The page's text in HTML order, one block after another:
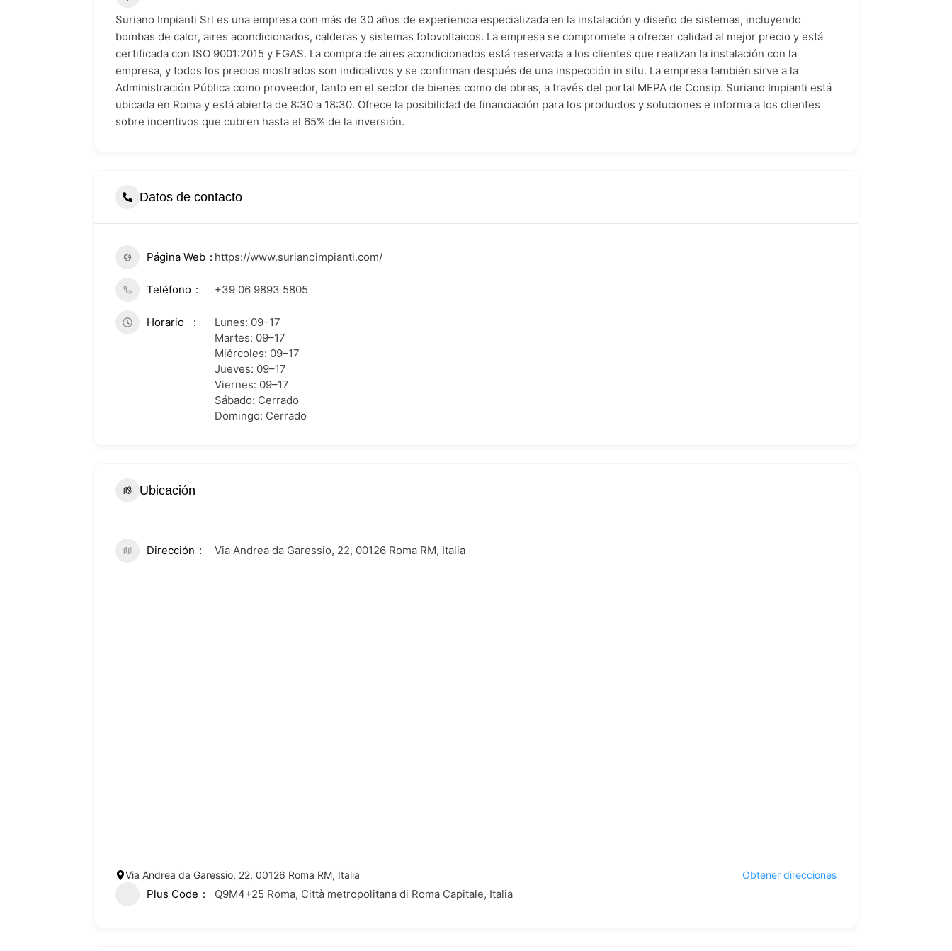
Suriano Impianti Srl es una empresa con más de 30 años de experiencia especializada en la instalación y diseño de sistemas, incluyendo
bombas de calor, aires acondicionados, calderas y sistemas fotovoltaicos. La empresa se compromete a ofrecer calidad al mejor precio y está
certificada con ISO 9001:2015 y FGAS. La compra de aires acondicionados está reservada a los clientes que realizan la instalación con la
empresa, y todos los precios mostrados son indicativos y se confirman después de una inspección in situ. La empresa también sirve a la
Administración Pública como proveedor, tanto en el sector de bienes como de obras, a través del portal MEPA de Consip. Suriano Impianti está
ubicada en Roma y está abierta de 8:30 a 18:30. Ofrece la posibilidad de financiación para los productos y soluciones e informa a los clientes
sobre incentivos que cubren hasta el 65% de la inversión.
Datos de contacto
Página Web https://www.surianoimpianti.com/
Teléfono +39 06 9893 5805
Horario
Lunes: 09–17
Martes: 09–17
Miércoles: 09–17
Jueves: 09–17
Viernes: 09–17
Sábado: Cerrado
Domingo: Cerrado
Ubicación
Dirección Via Andrea da Garessio, 22, 00126 Roma RM, Italia
Via Andrea da Garessio, 22, 00126 Roma RM, Italia Obtener direcciones
Plus Code Q9M4+25 Roma, Città metropolitana di Roma Capitale, Italia